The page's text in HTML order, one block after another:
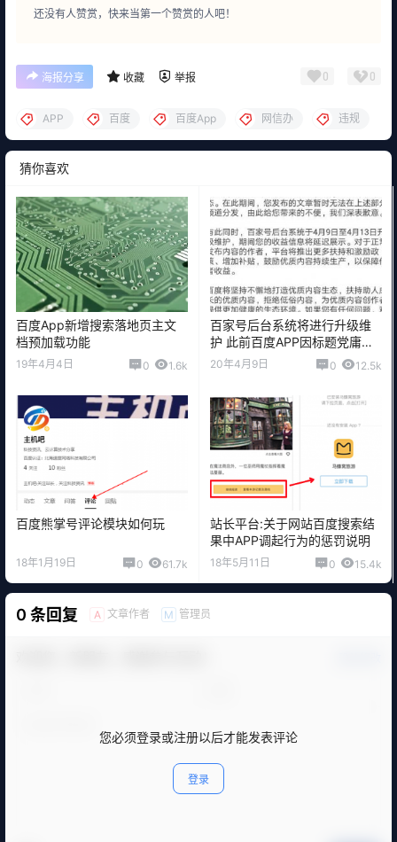
还没有人赞赏，快来当第一个赞赏的人吧！
海报分享 收藏 举报 0 0
APP 百度 百度App 网信办 违规
猜你喜欢
百度App新增搜索落地页主文
档预加载功能
19年4月4日 0 1.6k
百家号后台系统将进行升级维
护 此前百度APP因标题党庸俗
信息被约谈
20年4月9日 0 12.5k
百度熊掌号评论模块如何玩
18年1月19日 0 61.7k
站长平台:关于网站百度搜索结
果中APP调起行为的惩罚说明
18年5月11日 0 15.4k
0 条回复 A 文章作者 M 管理员
您必须登录或注册以后才能发表评论
登录